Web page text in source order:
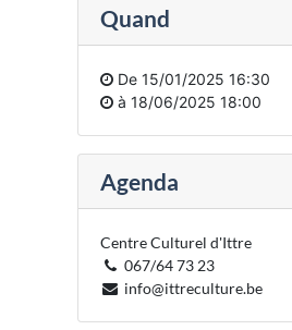
Quand
De 15/01/2025 16:30
à 18/06/2025 18:00
Agenda
Centre Culturel d'Ittre
067/64 73 23
info@ittreculture.be